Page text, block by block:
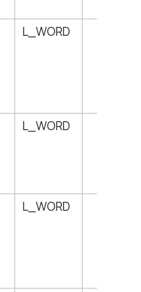
L_WORD
L_WORD
L_WORD